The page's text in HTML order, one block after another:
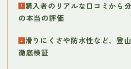
購入者のリアルな口コミから
の本当の評価
滑りにくさや防水性など、登
徹底検証